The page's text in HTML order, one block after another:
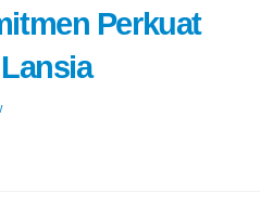
Perkuat